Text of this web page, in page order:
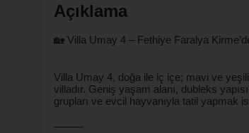
Açıklama
🏡 Villa Umay 4 – Fethiye Faralya
Villa Umay 4, doğa ile iç içe; mavi ve
villadır. Geniş yaşam alanı, dubleks
grupları ve evcil hayvanıyla tatil yapmak
⸻